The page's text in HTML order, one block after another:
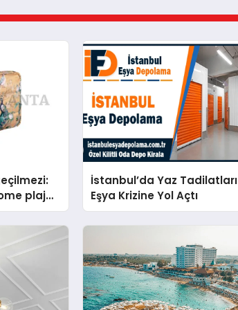
plaj
İstanbul’da Yaz Tadilatları
Eşya Krizine Yol Açtı